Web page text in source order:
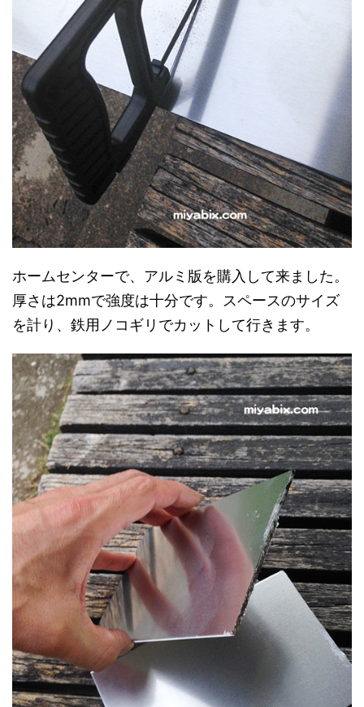
ホームセンターで、アルミ版を購入して来ました。
厚さは2mmで強度は十分です。スペースのサイズ
を計り、鉄用ノコギリでカットして行きます。